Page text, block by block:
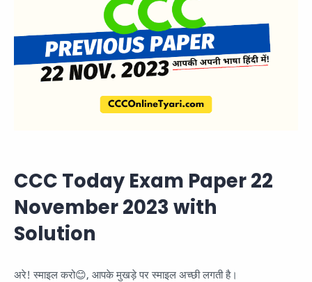
CCC Today Exam Paper 22
November 2023 with
Solution
अरे! स्माइल करो😊, आपके मुखड़े पर स्माइल अच्छी लगती है।